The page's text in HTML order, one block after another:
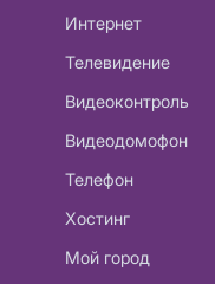
Интернет
Телевидение
Видеоконтроль
Видеодомофон
Телефон
Хостинг
Мой город